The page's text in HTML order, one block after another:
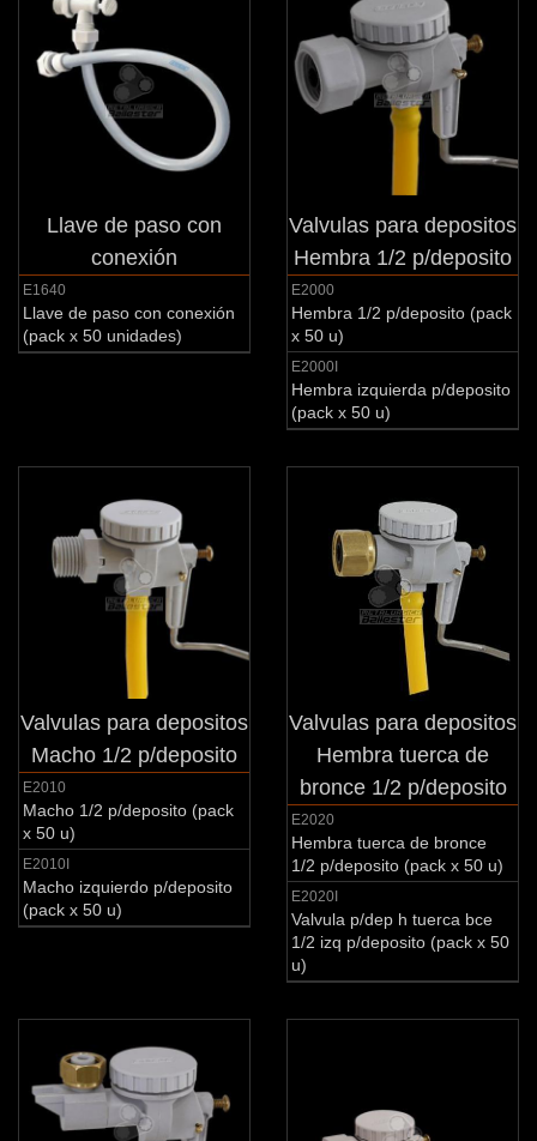
Llave de paso con
conexión
E1640
Llave de paso con conexión
(pack x 50 unidades)
Valvulas para depositos
Hembra 1/2 p/deposito
E2000
Hembra 1/2 p/deposito (pack
x 50 u)
E2000I
Hembra izquierda p/deposito
(pack x 50 u)
Valvulas para depositos
Macho 1/2 p/deposito
E2010
Macho 1/2 p/deposito (pack
x 50 u)
E2010I
Macho izquierdo p/deposito
(pack x 50 u)
Valvulas para depositos
Hembra tuerca de
bronce 1/2 p/deposito
E2020
Hembra tuerca de bronce
1/2 p/deposito (pack x 50 u)
E2020I
Valvula p/dep h tuerca bce
1/2 izq p/deposito (pack x 50
u)